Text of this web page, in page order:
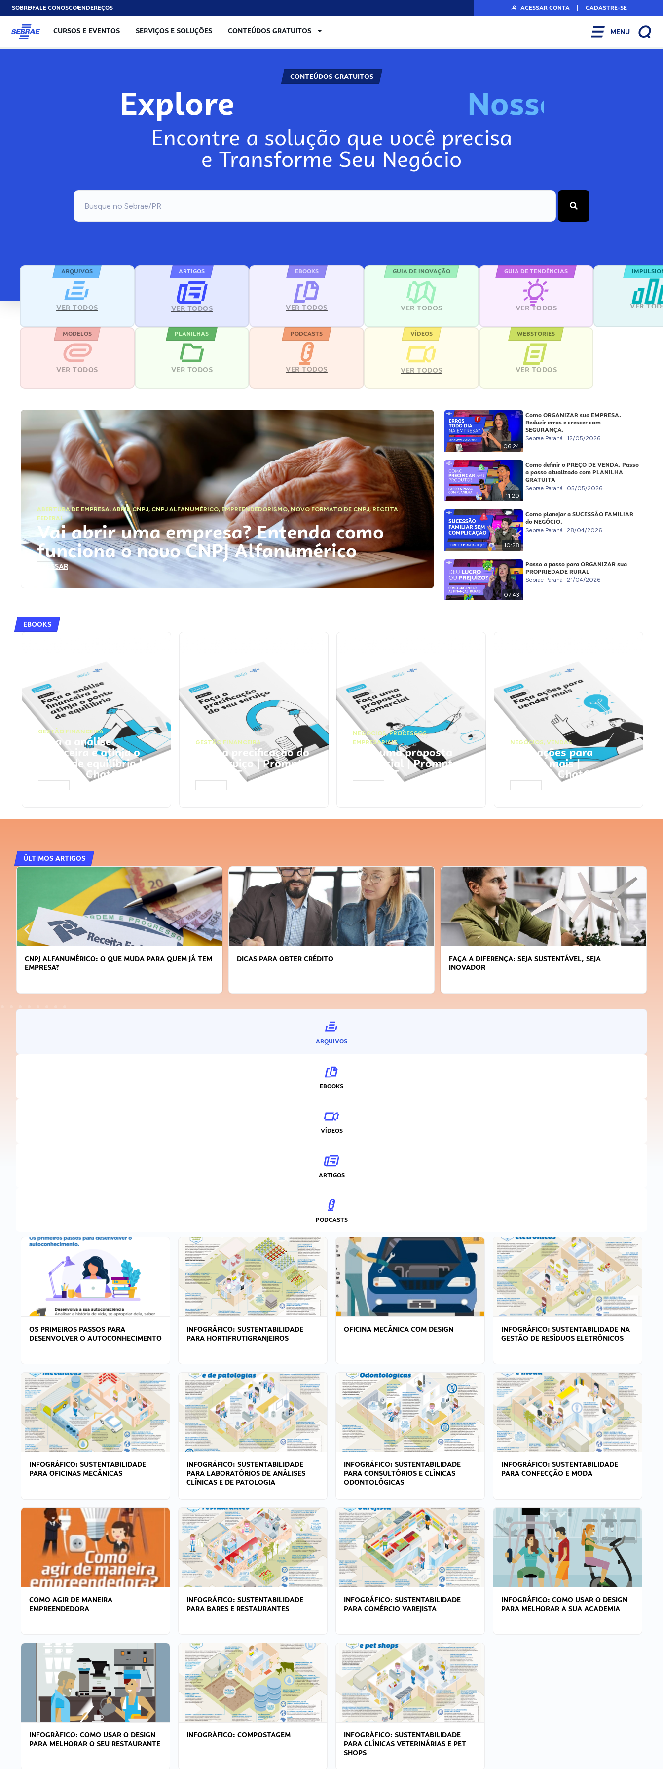
SOBREFALE CONOSCOENDEREÇOS ACESSAR CONTA | CADASTRE-SE
CURSOS E EVENTOS SERVIÇOS E SOLUÇÕES CONTEÚDOS GRATUITOS MENU
CONTEÚDOS GRATUITOS
Explore Nosso
Encontre a solução que você precisa
e Transforme Seu Negócio
ARQUIVOS
VER TODOS
ARTIGOS
VER TODOS
EBOOKS
VER TODOS
GUIA DE INOVAÇÃO
VER TODOS
GUIA DE TENDÊNCIAS
VER TODOS VER
MODELOS
VER TODOS
PLANILHAS
VER TODOS
PODCASTS
VER TODOS
VÍDEOS
VER TODOS
WEBSTORIES
VER TODOS
ABERTURA DE EMPRESA,ABRIR CNPJ, CNPJ ALFANUMÉRICO, EMPREENDEDORISMO,NOVO FORMATO DE CNPJ,RECEITA
FEDERAL
Vai abrir uma empresa? Entenda como
funciona o novo CNPJ Alfanumérico
ACESSAR
06:24
Como ORGANIZAR sua EMPRESA.
Reduzir erros e crescer com
SEGURANÇA.
Sebrae Paraná 12/05/2026
11:20
Como definir o PREÇO DE VENDA. Passo
a passo atualizado com PLANILHA
GRATUITA
Sebrae Paraná 05/05/2026
10:28
Como planejar a SUCESSÃO FAMILIAR
do NEGÓCIO.
Sebrae Paraná 28/04/2026
07:43
Passo a passo para ORGANIZAR sua
PROPRIEDADE RURAL
Sebrae Paraná 21/04/2026
EBOOKS
GESTÃO FINANCEIRA
Faça a análise
financeira e atinja o
ponto de equilíbrio |
Prompts ChatGPT
GESTÃO FINANCEIRA
Faça a precificação do
seu serviço | Prompts
ChatGPT
NEGÓCIOS,PROCESSOS
EMPRESARIAIS
Faça uma proposta
comercial | Prompts
ChatGPT
NEGÓCIOS, VENDAS
Faça ações para
vender mais |
Prompts ChatGPT
ÚLTIMOS ARTIGOS
CNPJ ALFANUMÉRICO: O QUE MUDA PARA QUEM JÁ TEM
EMPRESA?
DICAS PARA OBTER CRÉDITO
FAÇA A DIFERENÇA: SEJA SUSTENTÁVEL, SEJA
INOVADOR
ARQUIVOS
EBOOKS
VÍDEOS
ARTIGOS
PODCASTS
OS PRIMEIROS PASSOS PARA
DESENVOLVER O AUTOCONHECIMENTO
INFOGRÁFICO: SUSTENTABILIDADE
PARA HORTIFRUTIGRANJEIROS
OFICINA MECÂNICA COM DESIGN
INFOGRÁFICO: SUSTENTABILIDADE NA
GESTÃO DE RESÍDUOS ELETRÔNICOS
INFOGRÁFICO: SUSTENTABILIDADE
PARA OFICINAS MECÂNICAS
INFOGRÁFICO: SUSTENTABILIDADE
PARA LABORATÓRIOS DE ANÁLISES
CLÍNICAS E DE PATOLOGIA
INFOGRÁFICO: SUSTENTABILIDADE
PARA CONSULTÓRIOS E CLÍNICAS
ODONTOLÓGICAS
INFOGRÁFICO: SUSTENTABILIDADE
PARA CONFECÇÃO E MODA
COMO AGIR DE MANEIRA
EMPREENDEDORA
INFOGRÁFICO: SUSTENTABILIDADE
PARA BARES E RESTAURANTES
INFOGRÁFICO: SUSTENTABILIDADE
PARA COMÉRCIO VAREJISTA
INFOGRÁFICO: COMO USAR O DESIGN
PARA MELHORAR A SUA ACADEMIA
INFOGRÁFICO: COMO USAR O DESIGN
PARA MELHORAR O SEU RESTAURANTE
INFOGRÁFICO: COMPOSTAGEM
INFOGRÁFICO: SUSTENTABILIDADE
PARA CLÍNICAS VETERINÁRIAS E PET
SHOPS